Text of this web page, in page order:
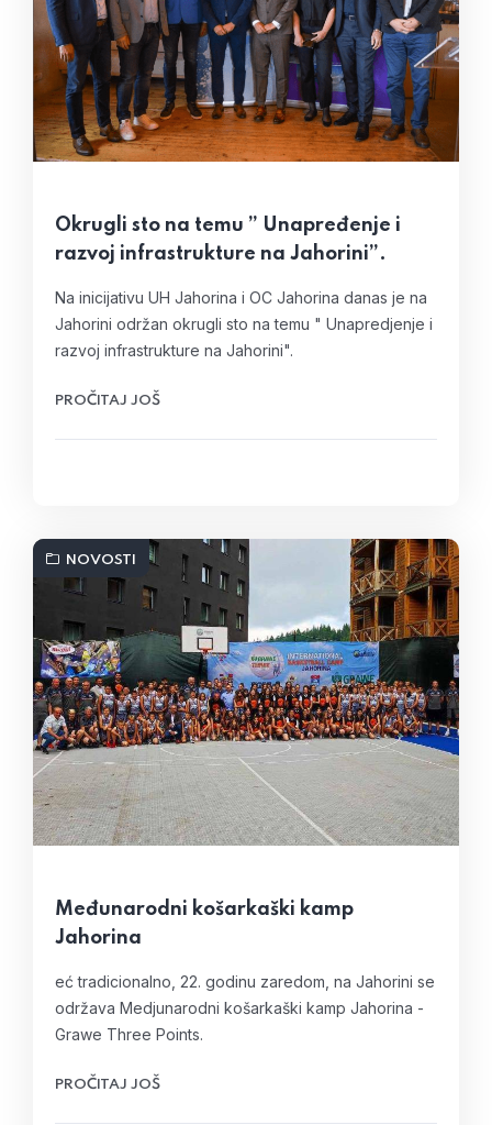
Okrugli sto na temu ” Unapređenje i
razvoj infrastrukture na Jahorini”.
Na inicijativu UH Jahorina i OC Jahorina danas je na
Jahorini održan okrugli sto na temu " Unapredjenje i
razvoj infrastrukture na Jahorini".
PROČITAJ JOŠ
NOVOSTI
Međunarodni košarkaški kamp
Jahorina
eć tradicionalno, 22. godinu zaredom, na Jahorini se
održava Medjunarodni košarkaški kamp Jahorina -
Grawe Three Points.
PROČITAJ JOŠ